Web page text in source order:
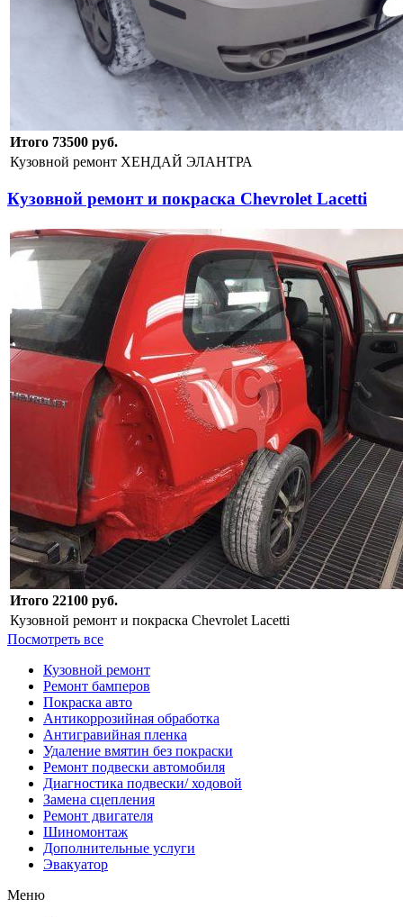
Итого 73500 руб.
Кузовной ремонт ХЕНДАЙ ЭЛАНТРА
Кузовной ремонт и покраска Chevrolet Lacetti
Итого 22100 руб.
Кузовной ремонт и покраска Chevrolet Lacetti
Посмотреть все
Кузовной ремонт
Ремонт бамперов
Покраска авто
Антикоррозийная обработка
Антигравийная пленка
Удаление вмятин без покраски
Ремонт подвески автомобиля
Диагностика подвески/ ходовой
Замена сцепления
Ремонт двигателя
Шиномонтаж
Дополнительные услуги
Эвакуатор
Меню